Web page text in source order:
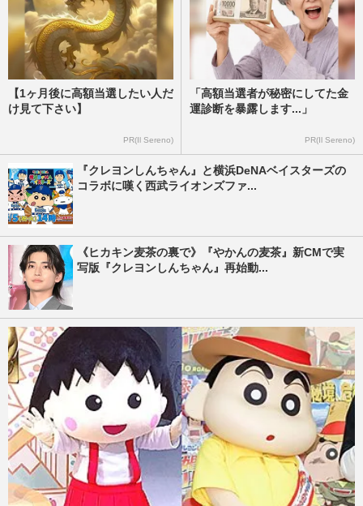
【1ヶ月後に高額当選したい人だ
け見て下さい】
PR(Il Sereno)
「高額当選者が秘密にしてた金
運診断を暴露します...」
PR(Il Sereno)
『クレヨンしんちゃん』と横浜DeNAベイスターズの
コラボに嘆く西武ライオンズファ...
《ヒカキン麦茶の裏で》『やかんの麦茶』新CMで実
写版『クレヨンしんちゃん』再始動...